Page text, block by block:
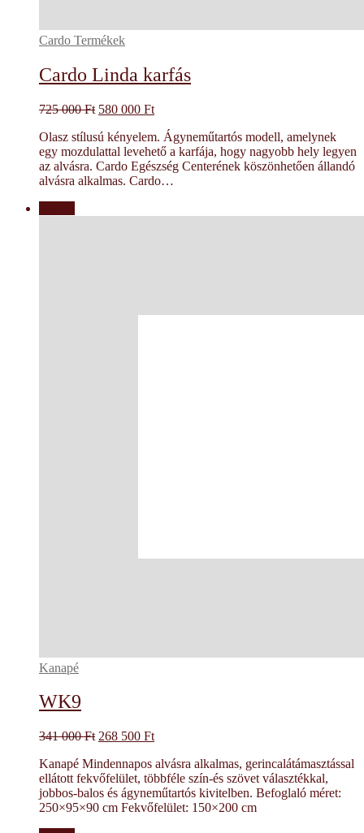
Cardo Termékek
Cardo Linda karfás
725 000Ft Original
was:
725
000 Ft.
580 000 FtCurrent
is:
580
000 Ft.
Olasz stílusú kényelem. Ágyneműtartós modell, amelynek
egy mozdulattal levehető a karfája, hogy nagyobb hely legyen
az alvásra. Cardo Egészség Centerének köszönhetően állandó
alvásra alkalmas. Cardo…
Kanapé
WK9
341 000Ft Original
was:
341
000 Ft.
268 500 FtCurrent
is:
268
500 Ft.
Kanapé Mindennapos alvásra alkalmas, gerincalátámasztással
ellátott fekvőfelület, többféle szín-és szövet választékkal,
jobbos-balos és ágyneműtartós kivitelben. Befoglaló méret:
250×95×90 cm Fekvőfelület: 150×200 cm